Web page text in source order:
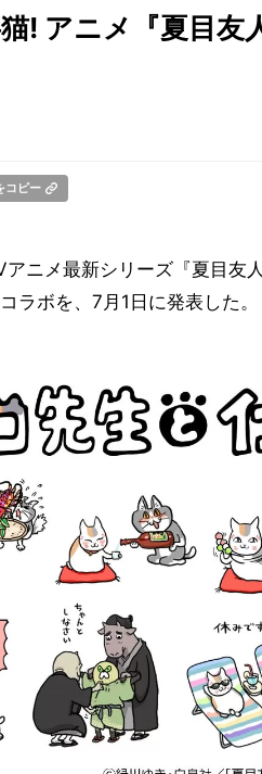
! アニメ『夏目友
コピー
ニメ最新シリーズ『夏目友
ラボを、7月1日に発表した。